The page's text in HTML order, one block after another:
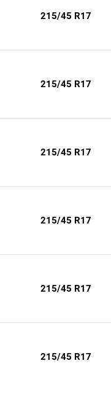
215/45 R17
215/45 R17
215/45 R17
215/45 R17
215/45 R17
215/45 R17